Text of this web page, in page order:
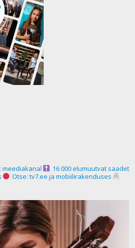
meediakanal
16 000 elumuutvat saadet
Otse: tv7.ee ja mobiilirakenduses